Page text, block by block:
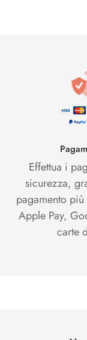
Effettua i
sicurezza,
pagamento
Apple Pay,
carte